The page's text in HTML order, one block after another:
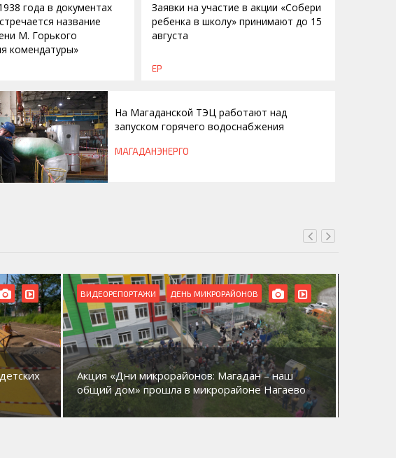
года в документах
название
М. Горького
комендатуры»
Заявки на участие в акции «Собери
ребенка в школу» принимают до 15
августа
ЕР
На Магаданской ТЭЦ работают над
запуском горячего водоснабжения
МАГАДАНЭНЕРГО
ВИДЕОРЕПОРТАЖИ ДЕНЬ МИКРОРАЙОНОВ
Акция «Дни микрорайонов: Магадан – наш
общий дом» прошла в микрорайоне Нагаево